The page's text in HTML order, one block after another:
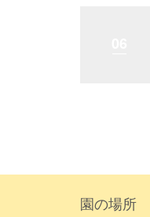
園の場所